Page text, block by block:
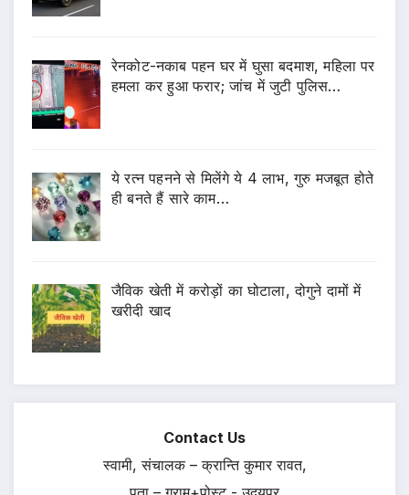
रेनकोट-नकाब पहन घर में घुसा बदमाश, महिला पर
हमला कर हुआ फरार; जांच में जुटी पुलिस…
ये रत्न पहनने से मिलेंगे ये 4 लाभ, गुरु मजबूत होते
ही बनते हैं सारे काम…
जैविक खेती में करोड़ों का घोटाला, दोगुने दामों में
खरीदी खाद
Contact Us
स्वामी, संचालक – क्रान्ति कुमार रावत,